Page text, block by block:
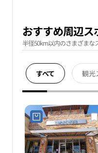
おすすめ周辺ス
半径50km以内のさまざまな
すべて 観光